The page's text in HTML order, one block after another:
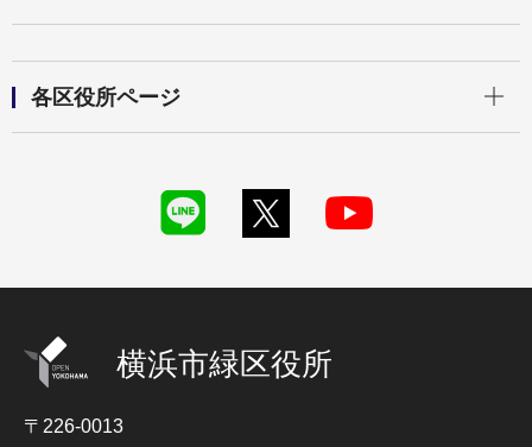
各区役所ページ
横浜市緑区役所
〒226-0013